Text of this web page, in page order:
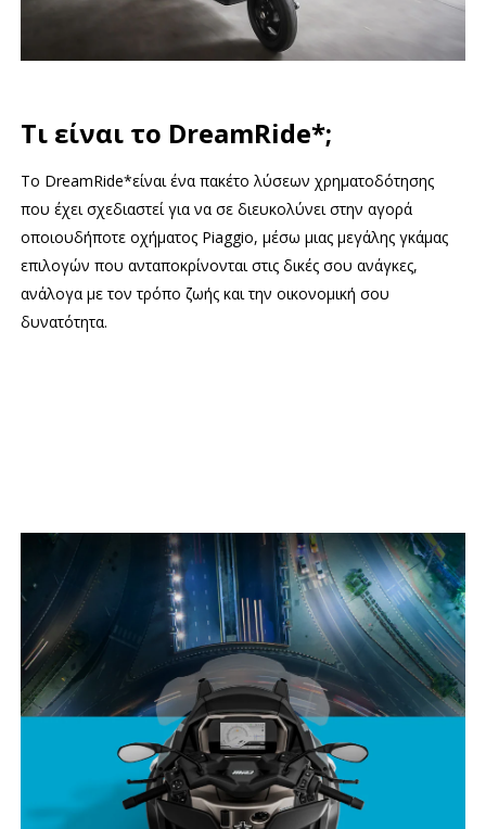
Τι είναι το DreamRide*;
Το DreamRide*είναι ένα πακέτο λύσεων χρηματοδότησης
που έχει σχεδιαστεί για να σε διευκολύνει στην αγορά
οποιουδήποτε οχήματος Piaggio, μέσω μιας μεγάλης γκάμας
επιλογών που ανταποκρίνονται στις δικές σου ανάγκες,
ανάλογα με τον τρόπο ζωής και την οικονομική σου
δυνατότητα.